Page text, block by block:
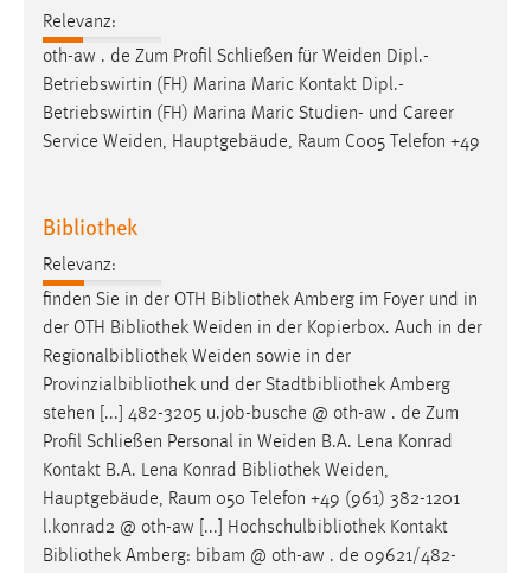
Relevanz:
oth-aw . de Zum Profil Schließen für Weiden Dipl.-
Betriebswirtin (FH) Marina Maric Kontakt Dipl.-
Betriebswirtin (FH) Marina Maric Studien- und Career
Service Weiden, Hauptgebäude, Raum C005 Telefon +49
Bibliothek
Relevanz:
finden Sie in der OTH Bibliothek Amberg im Foyer und in
der OTH Bibliothek Weiden in der Kopierbox. Auch in der
Regionalbibliothek Weiden sowie in der
Provinzialbibliothek und der Stadtbibliothek Amberg
stehen [...] 482-3205 u.job-busche @ oth-aw . de Zum
Profil Schließen Personal in Weiden B.A. Lena Konrad
Kontakt B.A. Lena Konrad Bibliothek Weiden,
Hauptgebäude, Raum 050 Telefon +49 (961) 382-1201
l.konrad2 @ oth-aw [...] Hochschulbibliothek Kontakt
Bibliothek Amberg: bibam @ oth-aw . de 09621/482-